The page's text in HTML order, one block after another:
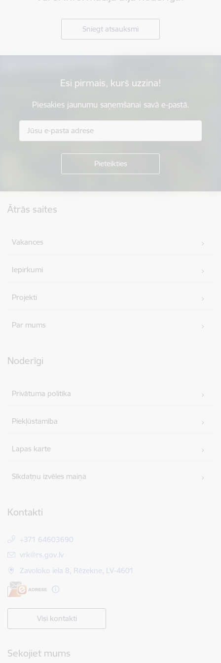
Sniegt atsauksmi
Esi pirmais, kurš uzzina!
Piesakies jaunumu saņemšanai savā e-pastā.
Ātrās saites
Vakances
Iepirkumi
Projekti
Par mums
Noderīgi
Privātuma politika
Piekļūstamība
Lapas karte
Sīkdatņu izvēles maiņa
Kontakti
+371 64603690
E-pasts:
vrk@rs.gov.lv
Zavoloko iela 8, Rēzekne, LV-4601
Visi kontakti
Sekojiet mums